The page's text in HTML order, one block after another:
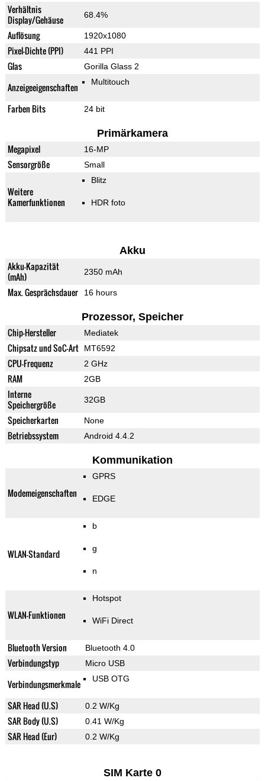
Verhältnis
Display/Gehäuse
68.4%
Auflösung 1920x1080
Pixel-Dichte (PPI) 441 PPI
Glas Gorilla Glass 2
Anzeigeeigenschaften Multitouch
Farben Bits 24 bit
Primärkamera
Megapixel 16-MP
Sensorgröße Small
Weitere
Kamerfunktionen
Blitz
HDR foto
Akku
Akku-Kapazität
(mAh)
2350 mAh
Max. Gesprächsdauer 16 hours
Prozessor, Speicher
Chip-Hersteller Mediatek
Chipsatz und SoC-Art MT6592
CPU-Frequenz 2 GHz
RAM 2GB
Interne
Speichergröße
32GB
Speicherkarten None
Betriebssystem Android 4.4.2
Kommunikation
Modemeigenschaften
GPRS
EDGE
WLAN-Standard
b
g
n
WLAN-Funktionen
Hotspot
WiFi Direct
Bluetooth Version Bluetooth 4.0
Verbindungstyp Micro USB
Verbindungsmerkmale USB OTG
SAR Head (U.S) 0.2 W/Kg
SAR Body (U.S) 0.41 W/Kg
SAR Head (Eur) 0.2 W/Kg
SIM Karte 0